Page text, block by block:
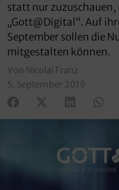
statt nur
„Gott@Digital“. Auf
September sollen die
mitgestalten können.
Von Nicolai Franz
5. September 2019